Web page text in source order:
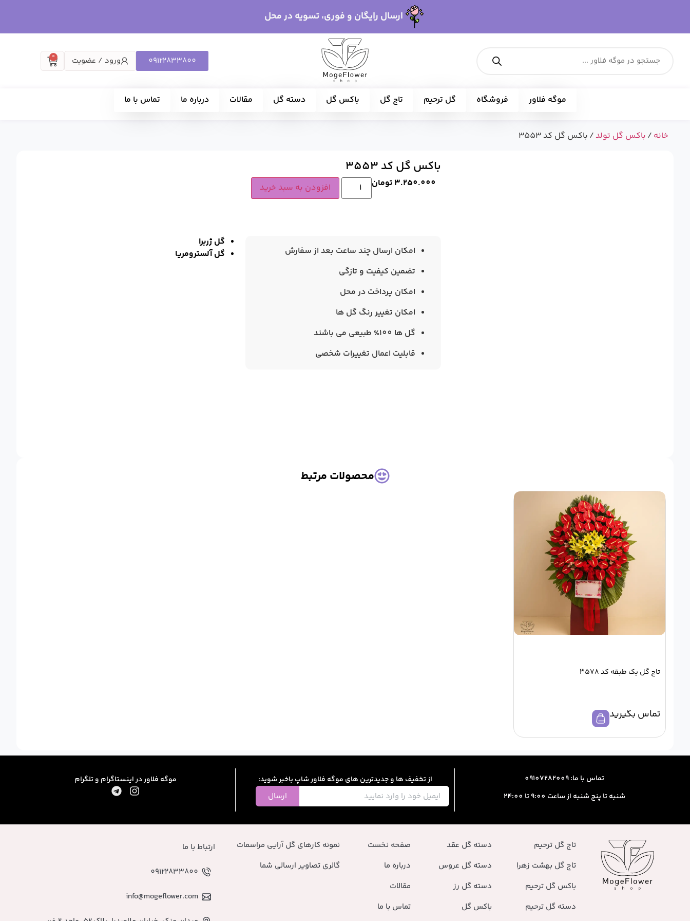
ارسال رایگان و فوری، تسویه در محل
09122833800 ورود / عضویت 0
موگه فلاور فروشگاه گل ترحیم تاج گل باکس گل دسته گل مقالات درباره ما تماس با ما
خانه / باکس گل تولد / باکس گل کد 3553
باکس گل کد 3553
3.250.000تومان افزودن به سبد خرید
امکان ارسال چند ساعت بعد از سفارش
تضمین کیفیت و تازگی
امکان پرداخت در محل
امکان تغییر رنگ گل ها
گل ها 100% طبیعی می باشند
قابلیت اعمال تغییرات شخصی
گل ژربرا
گل آلسترومریا
محصولات مرتبط
تاج گل یک طبقه کد 3578
تماس بگیرید
تماس با ما: 09107282009
شنبه تا پنج شنبه از ساعت 9:00 تا 24:00
از تخفیف ها و جدیدترین های موگه فلاور شاپ باخبر شوید:
ارسال
موگه فلاور در اینستاگرام و تلگرام
تاج گل ترحیم
تاج گل بهشت زهرا
باکس گل ترحیم
دسته گل ترحیم
دسته گل عقد
دسته گل عروس
دسته گل رز
باکس گل
صفحه نخست
درباره ما
مقالات
تماس با ما
نمونه کارهای گل آرایی مراسمات
گالری تصاویر ارسالی شما
ارتباط با ما
09122833800
info@mogeflower.com